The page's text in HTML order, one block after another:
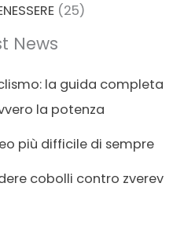
(25)
News
la guida completa
la potenza
più difficile di sempre
cobolli contro zverev